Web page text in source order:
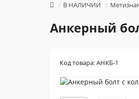
В НАЛИЧИИ
Анкерный
Код товара: АНКБ-1